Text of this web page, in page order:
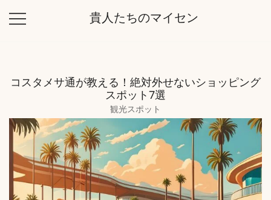
貴人たちのマイセン
コスタメサ通が教える！絶対外せないショッピング
スポット7選
観光スポット